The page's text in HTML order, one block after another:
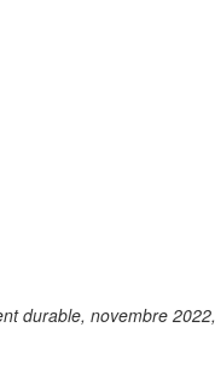
durable, novembre 2022,